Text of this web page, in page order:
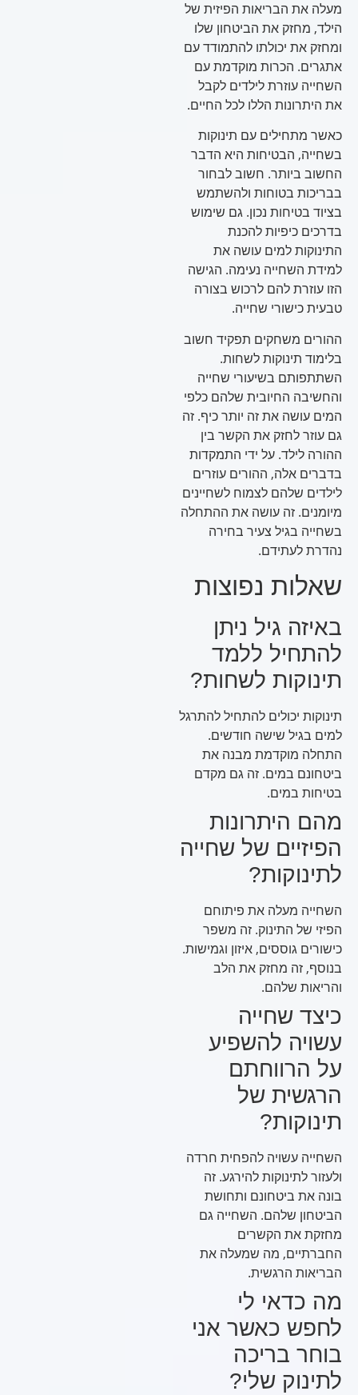
מעלה את הבריאות הפיזית של
הילד, מחזק את הביטחון שלו
ומחזק את יכולתו להתמודד עם
אתגרים. הכרות מוקדמת עם
השחייה עוזרת לילדים לקבל
את היתרונות הללו לכל החיים.
כאשר מתחילים עם תינוקות
בשחייה, הבטיחות היא הדבר
החשוב ביותר. חשוב לבחור
בבריכות בטוחות ולהשתמש
בציוד בטיחות נכון. גם שימוש
בדרכים כיפיות להכנת
התינוקות למים עושה את
למידת השחייה נעימה. הגישה
הזו עוזרת להם לרכוש בצורה
טבעית כישורי שחייה.
ההורים משחקים תפקיד חשוב
בלימוד תינוקות לשחות.
השתתפותם בשיעורי שחייה
והחשיבה החיובית שלהם כלפי
המים עושה את זה יותר כיף. זה
גם עוזר לחזק את הקשר בין
ההורה לילד. על ידי התמקדות
בדברים אלה, ההורים עוזרים
לילדים שלהם לצמוח לשחיינים
מיומנים. זה עושה את ההתחלה
בשחייה בגיל צעיר בחירה
נהדרת לעתידם.
שאלות נפוצות
באיזה גיל ניתן
להתחיל ללמד
תינוקות לשחות?
תינוקות יכולים להתחיל להתרגל
למים בגיל שישה חודשים.
התחלה מוקדמת מבנה את
ביטחונם במים. זה גם מקדם
בטיחות במים.
מהם היתרונות
הפיזיים של שחייה
לתינוקות?
השחייה מעלה את פיתוחם
הפיזי של התינוק. זה משפר
כישורים גוססים, איזון וגמישות.
בנוסף, זה מחזק את הלב
והריאות שלהם.
כיצד שחייה
עשויה להשפיע
על הרווחתם
הרגשית של
תינוקות?
השחייה עשויה להפחית חרדה
ולעזור לתינוקות להירגע. זה
בונה את ביטחונם ותחושת
הביטחון שלהם. השחייה גם
מחזקת את הקשרים
החברתיים, מה שמעלה את
הבריאות הרגשית.
מה כדאי לי
לחפש כאשר אני
בוחר בריכה
לתינוק שלי?